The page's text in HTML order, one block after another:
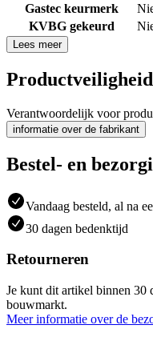
Gastec keurmerk
KVBG gekeurd
Lees meer
Productveiligheid
Verantwoordelijk voor
informatie over de fabrikant
Bestel- en
Vandaag besteld, al na
30 dagen bedenktijd
Retourneren
Je kunt dit artikel binnen 30
bouwmarkt.
Meer informatie over de